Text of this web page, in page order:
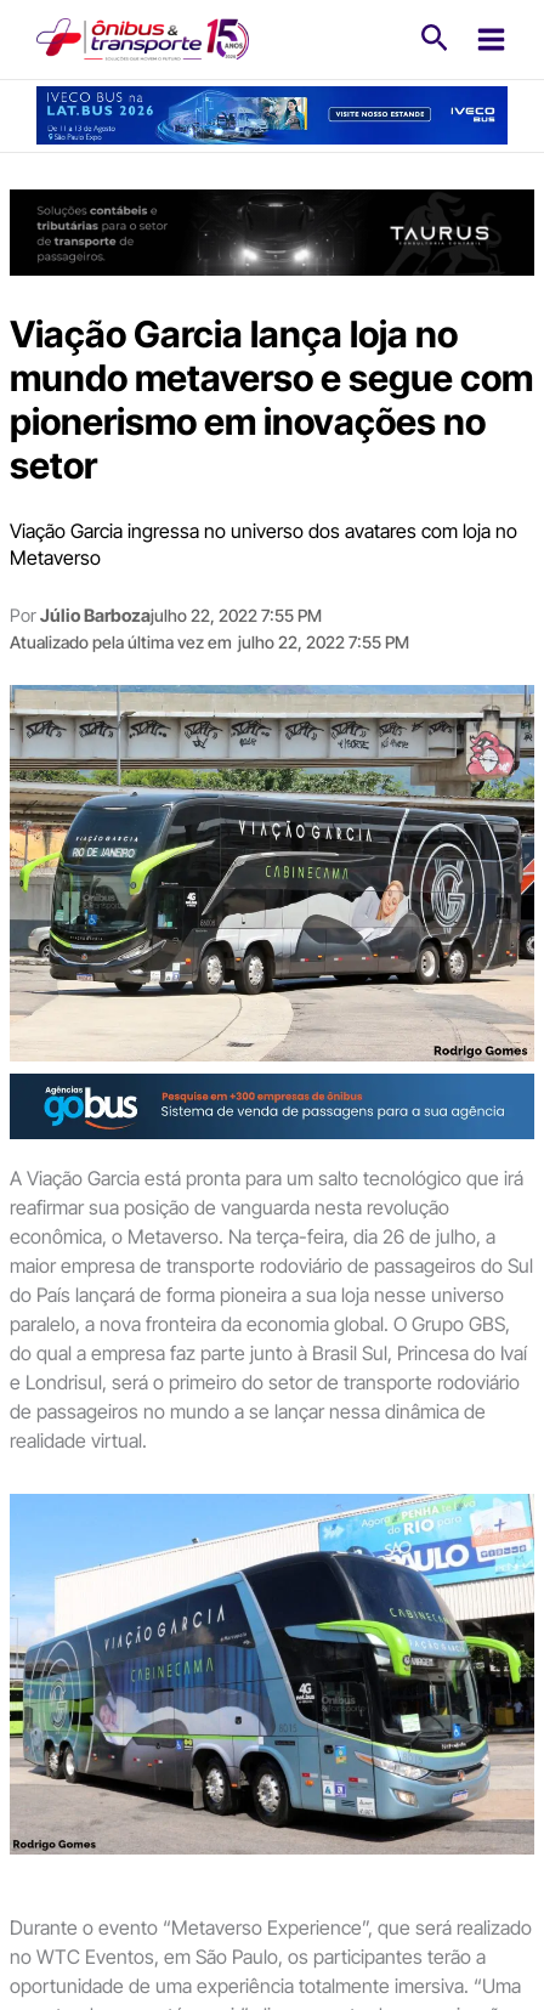
conteúdo
Viação Garcia lança loja no
mundo metaverso e segue com
pionerismo em inovações no
setor
Viação Garcia ingressa no universo dos avatares com loja no
Metaverso
PorJúlio Barbozajulho 22, 2022 7:55 PM
Atualizado pela última vez em julho 22, 2022 7:55 PM
A Viação Garcia está pronta para um salto tecnológico que irá
reafirmar sua posição de vanguarda nesta revolução
econômica, o Metaverso. Na terça-feira, dia 26 de julho, a
maior empresa de transporte rodoviário de passageiros do Sul
do País lançará de forma pioneira a sua loja nesse universo
paralelo, a nova fronteira da economia global. O Grupo GBS,
do qual a empresa faz parte junto à Brasil Sul, Princesa do Ivaí
e Londrisul, será o primeiro do setor de transporte rodoviário
de passageiros no mundo a se lançar nessa dinâmica de
realidade virtual.
Durante o evento “Metaverso Experience”, que será realizado
no WTC Eventos, em São Paulo, os participantes terão a
oportunidade de uma experiência totalmente imersiva. “Uma